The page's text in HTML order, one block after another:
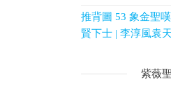
推背圖 53 象金聖
賢下士 | 李淳風袁
紫薇